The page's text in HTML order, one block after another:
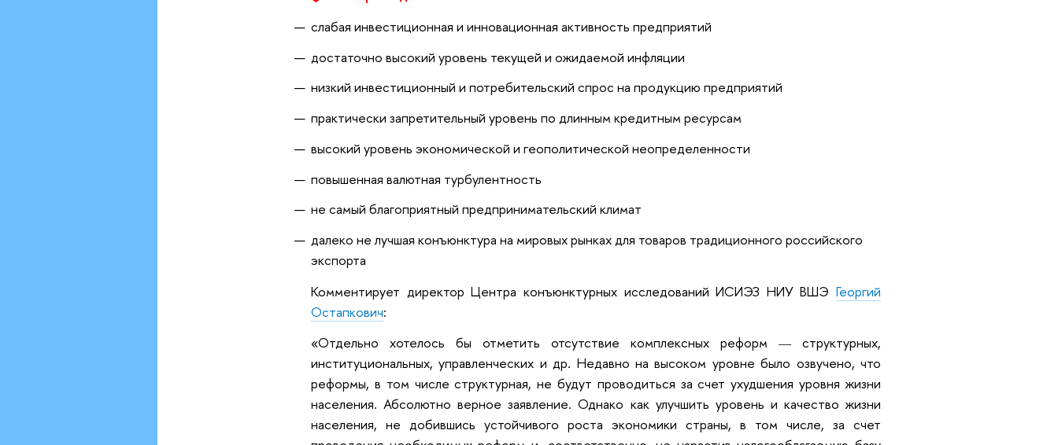
слабая инвестиционная и инновационная активность предприятий
достаточно высокий уровень текущей и ожидаемой инфляции
низкий инвестиционный и потребительский спрос на продукцию предприятий
практически запретительный уровень по длинным кредитным ресурсам
высокий уровень экономической и геополитической неопределенности
повышенная валютная турбулентность
не самый благоприятный предпринимательский климат
далеко не лучшая конъюнктура на мировых рынках для товаров традиционного российского
экспорта
Комментирует директор Центра конъюнктурных исследований ИСИЭЗ НИУ ВШЭ Георгий
Остапкович:
«Отдельно хотелось бы отметить отсутствие комплексных реформ
— структурных,
институциональных, управленческих и др. Недавно на высоком уровне было озвучено, что
реформы, в том числе структурная, не будут проводиться за счет ухудшения уровня жизни
населения. Абсолютно верное заявление. Однако как улучшить уровень и качество жизни
населения, не добившись устойчивого роста экономики страны, в том числе, за счет